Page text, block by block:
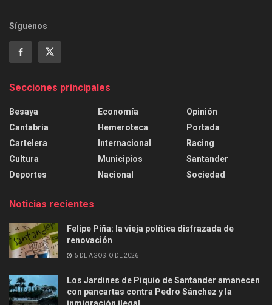
Síguenos
Secciones principales
Besaya
Cantabria
Cartelera
Cultura
Deportes
Economía
Hemeroteca
Internacional
Municipios
Nacional
Opinión
Portada
Racing
Santander
Sociedad
Noticias recientes
Felipe Piña: la vieja política disfrazada de
renovación
5 DE AGOSTO DE 2026
Los Jardines de Piquío de Santander amanecen
con pancartas contra Pedro Sánchez y la